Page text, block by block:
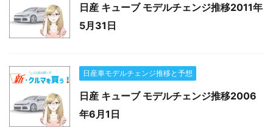
日産 キューブ モデルチェンジ推移2011年
5月31日
日産車モデルチェンジ推移と予想
日産 キューブ モデルチェンジ推移2006
年6月1日